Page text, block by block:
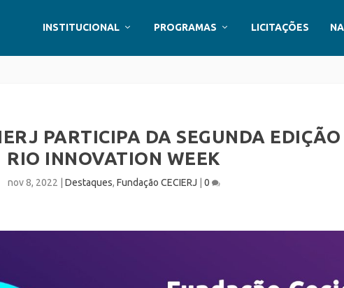
INSTITUCIONAL PROGRAMAS LICITAÇÕES
PARTICIPA DA SEGUNDA EDIÇÃO
RIO INNOVATION WEEK
nov 8, 2022 Destaques, Fundação CECIERJ 0